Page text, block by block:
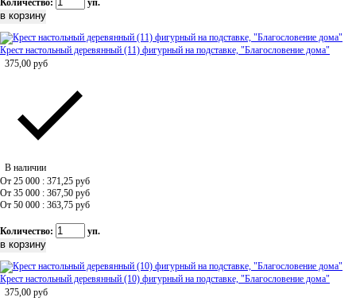
Количество: уп.
Крест настольный деревянный (11) фигурный на подставке, "Благословение дома"
375,00 руб
В наличии
От 25 000 : 371,25 руб
От 35 000 : 367,50 руб
От 50 000 : 363,75 руб
Количество: уп.
Крест настольный деревянный (10) фигурный на подставке, "Благословение дома"
375,00 руб